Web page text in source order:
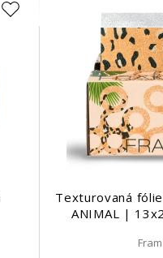
Texturovaná
ANIMAL |